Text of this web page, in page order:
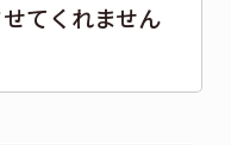
てくれません